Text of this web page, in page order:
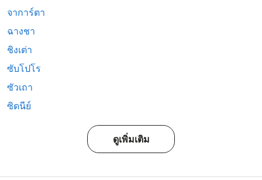
จาการ์ตา
ฉางชา
ชิงเต่า
ซับโปโร
ซัวเถา
ซิดนีย์
ดูเพิ่มเติม